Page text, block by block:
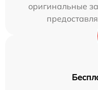
оригинальные